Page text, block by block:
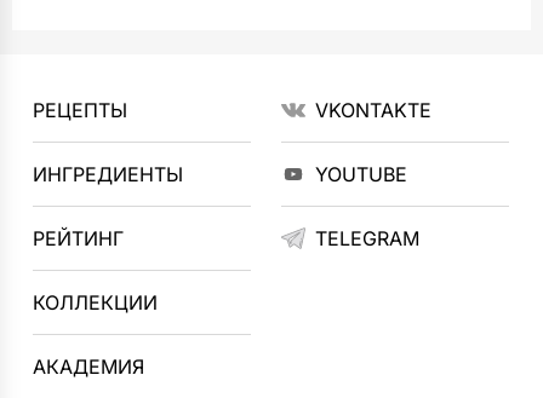
РЕЦЕПТЫ
ИНГРЕДИЕНТЫ
РЕЙТИНГ
КОЛЛЕКЦИИ
АКАДЕМИЯ
VKONTAKTE
YOUTUBE
TELEGRAM